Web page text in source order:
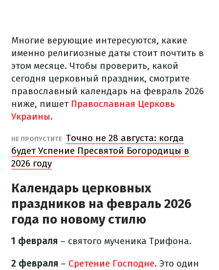
Многие верующие интересуются, какие
именно религиозные даты стоит почтить в
этом месяце. Чтобы проверить, какой
сегодня церковный праздник, смотрите
православный календарь на февраль 2026
ниже, пишет Православная Церковь
Украины.
НЕ ПРОПУСТИТЕ Точно не 28 августа: когда
будет Успение Пресвятой Богородицы в
2026 году
Календарь церковных
праздников на февраль 2026
года по новому стилю
1 февраля – святого мученика Трифона.
2 февраля – Сретение Господне. Это один